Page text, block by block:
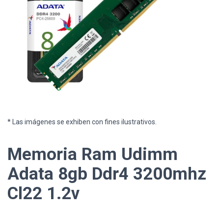
* Las imágenes se exhiben con fines ilustrativos.
Memoria Ram Udimm
Adata 8gb Ddr4 3200mhz
Cl22 1.2v